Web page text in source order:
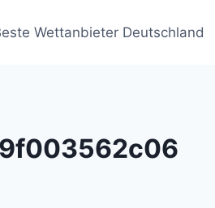
Wettanbieter Deutschland